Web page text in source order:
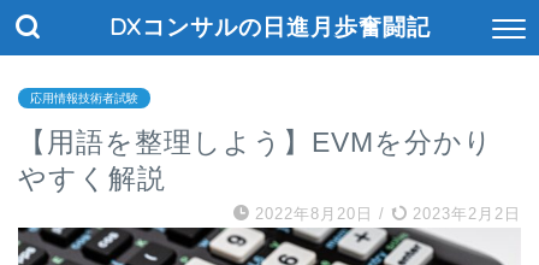
DXコンサルの日進月歩奮闘記
応用情報技術者試験
【用語を整理しよう】EVMを分かり
やすく解説
2022年8月20日 / 2023年2月2日